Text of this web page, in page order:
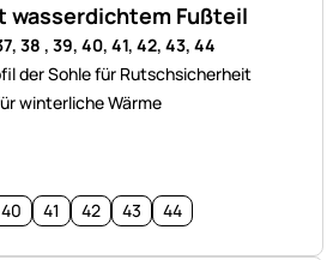
wasserdichtem Fußteil
38 , 39, 40, 41, 42, 43, 44
der Sohle für Rutschsicherheit
winterliche Wärme
40 41 42 43 44